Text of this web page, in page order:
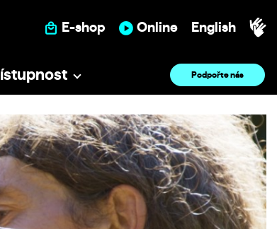
E-shop Online English
Podpořte nás